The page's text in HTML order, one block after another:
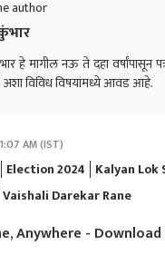
author
हे मागील नऊ ते दहा वर्षांपासून
विविध विषयांमध्ये आवड आहे.
AM (IST)
Election 2024 Kalyan Lok
Vaishali Darekar Rane
Anywhere - Download